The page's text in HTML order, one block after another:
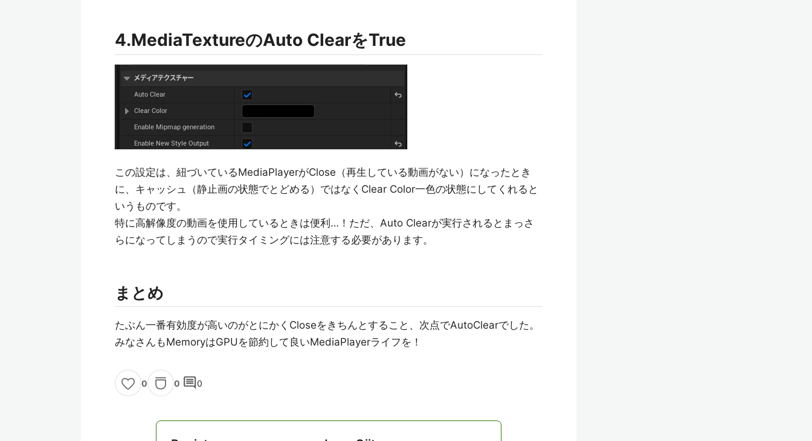
4.MediaTextureのAuto ClearをTrue
この設定は、紐づいているMediaPlayerがClose（再生している動画がない）になったとき
に、キャッシュ（静止画の状態でとどめる）ではなくClear Color一色の状態にしてくれると
いうものです。
特に高解像度の動画を使用しているときは便利…！ただ、Auto Clearが実行されるとまっさ
らになってしまうので実行タイミングには注意する必要があります。
まとめ
たぶん一番有効度が高いのがとにかくCloseをきちんとすること、次点でAutoClearでした。
みなさんもMemoryはGPUを節約して良いMediaPlayerライフを！
0 0 comment0